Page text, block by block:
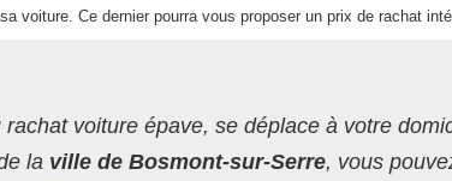
voiture. Ce dernier pourra vous proposer un prix de rachat
rachat voiture épave, se déplace à votre
la ville de Bosmont-sur-Serre, vous